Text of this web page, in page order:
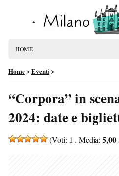
HOME
Home>Eventi>
“Corpora” in
2024: date e
(Voti: 1 . Media: 5,00